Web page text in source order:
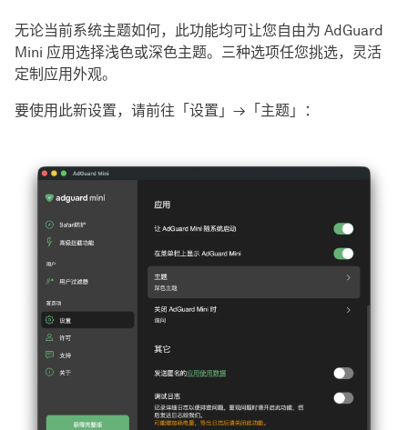
无论当前系统主题如何，此功能均可让您自由为 AdGuard
Mini 应用选择浅色或深色主题。三种选项任您挑选，灵活
定制应用外观。
要使用此新设置，请前往「设置」→「主题」：